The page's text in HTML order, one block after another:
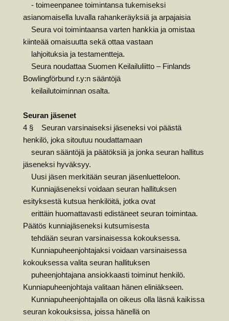
- toimeenpanee toimintansa tukemiseksi
asianomaisella luvalla rahankeräyksiä ja arpajaisia
Seura voi toimintaansa varten hankkia ja omistaa
kiinteää omaisuutta sekä ottaa vastaan
lahjoituksia ja testamentteja.
Seura noudattaa Suomen Keilailuliitto – Finlands
Bowlingförbund r.y:n sääntöjä
keilailutoiminnan osalta.
Seuran jäsenet
4 § Seuran varsinaiseksi jäseneksi voi päästä
henkilö, joka sitoutuu noudattamaan
seuran sääntöjä ja päätöksiä ja jonka seuran hallitus
jäseneksi hyväksyy.
Uusi jäsen merkitään seuran jäsenluetteloon.
Kunniajäseneksi voidaan seuran hallituksen
esityksestä kutsua henkilöitä, jotka ovat
erittäin huomattavasti edistäneet seuran toimintaa.
Päätös kunniajäseneksi kutsumisesta
tehdään seuran varsinaisessa kokouksessa.
Kunniapuheenjohtajaksi voidaan varsinaisessa
kokouksessa valita seuran hallituksen
puheenjohtajana ansiokkaasti toiminut henkilö.
Kunniapuheenjohtaja valitaan hänen eliniäkseen.
Kunniapuheenjohtajalla on oikeus olla läsnä kaikissa
seuran kokouksissa, joissa hänellä on